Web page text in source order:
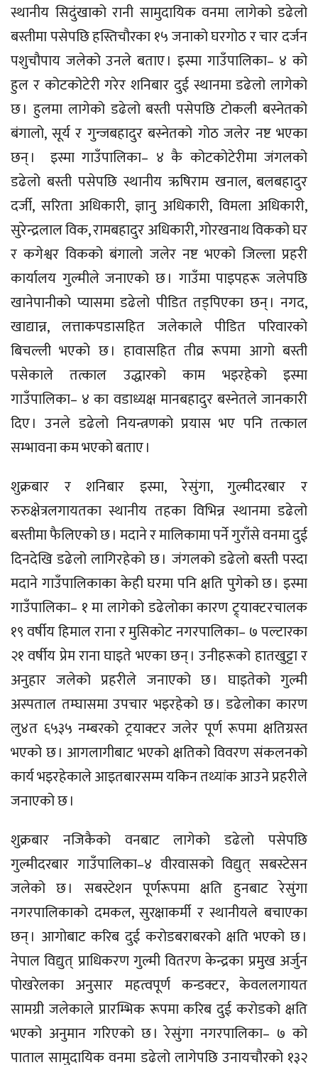
स्थानीय सिदुंखाको रानी सामुदायिक वनमा लागेको डढेलो
बस्तीमा पसेपछि हस्तिचौरका १५ जनाको घरगोठ र चार दर्जन
पशुचौपाय जलेको उनले बताए । इस्मा गाउँपालिका– ४ को
हुल र कोटकोटेरी गरेर शनिबार दुई स्थानमा डढेलो लागेको
छ । हुलमा लागेको डढेलो बस्ती पसेपछि टोकली बस्नेतको
बंगालो, सूर्य र गुन्जबहादुर बस्नेतको गोठ जलेर नष्ट भएका
छन् । इस्मा गाउँपालिका– ४ कै कोटकोटेरीमा जंगलको
डढेलो बस्ती पसेपछि स्थानीय ऋषिराम खनाल, बलबहादुर
दर्जी, सरिता अधिकारी, ज्ञानु अधिकारी, विमला अधिकारी,
सुरेन्द्रलाल विक, रामबहादुर अधिकारी, गोरखनाथ विकको घर
र कगेश्वर विकको बंगालो जलेर नष्ट भएको जिल्ला प्रहरी
कार्यालय गुल्मीले जनाएको छ । गाउँमा पाइपहरू जलेपछि
खानेपानीको प्यासमा डढेलो पीडित तड्पिएका छन् । नगद,
खाद्यान्न, लत्ताकपडासहित जलेकाले पीडित परिवारको
बिचल्ली भएको छ । हावासहित तीव्र रूपमा आगो बस्ती
पसेकाले तत्काल उद्धारको काम भइरहेको इस्मा
गाउँपालिका– ४ का वडाध्यक्ष मानबहादुर बस्नेतले जानकारी
दिए । उनले डढेलो नियन्त्रणको प्रयास भए पनि तत्काल
सम्भावना कम भएको बताए ।
शुक्रबार र शनिबार इस्मा, रेसुंगा, गुल्मीदरबार र
रुरुक्षेत्रलगायतका स्थानीय तहका विभिन्न स्थानमा डढेलो
बस्तीमा फैलिएको छ । मदाने र मालिकामा पर्ने गुराँसे वनमा दुई
दिनदेखि डढेलो लागिरहेको छ । जंगलको डढेलो बस्ती पस्दा
मदाने गाउँपालिकाका केही घरमा पनि क्षति पुगेको छ । इस्मा
गाउँपालिका– १ मा लागेको डढेलोका कारण ट्र्याक्टरचालक
१९ वर्षीय हिमाल राना र मुसिकोट नगरपालिका– ७ पल्टारका
२१ वर्षीय प्रेम राना घाइते भएका छन् । उनीहरूको हातखुट्टा र
अनुहार जलेको प्रहरीले जनाएको छ । घाइतेको गुल्मी
अस्पताल तम्घासमा उपचार भइरहेको छ । डढेलोका कारण
लु४त ६५३५ नम्बरको ट्रयाक्टर जलेर पूर्ण रूपमा क्षतिग्रस्त
भएको छ । आगलागीबाट भएको क्षतिको विवरण संकलनको
कार्य भइरहेकाले आइतबारसम्म यकिन तथ्यांक आउने प्रहरीले
जनाएको छ ।
शुक्रबार नजिकैको वनबाट लागेको डढेलो पसेपछि
गुल्मीदरबार गाउँपालिका–४ वीरवासको विद्युत् सबस्टेसन
जलेको छ । सबस्टेशन पूर्णरूपमा क्षति हुनबाट रेसुंगा
नगरपालिकाको दमकल, सुरक्षाकर्मी र स्थानीयले बचाएका
छन् । आगोबाट करिब दुई करोडबराबरको क्षति भएको छ ।
नेपाल विद्युत् प्राधिकरण गुल्मी वितरण केन्द्रका प्रमुख अर्जुन
पोखरेलका अनुसार महत्वपूर्ण कन्डक्टर, केवललगायत
सामग्री जलेकाले प्रारम्भिक रूपमा करिब दुई करोडको क्षति
भएको अनुमान गरिएको छ । रेसुंगा नगरपालिका– ७ को
पाताल सामुदायिक वनमा डढेलो लागेपछि उनायचौरको १३२